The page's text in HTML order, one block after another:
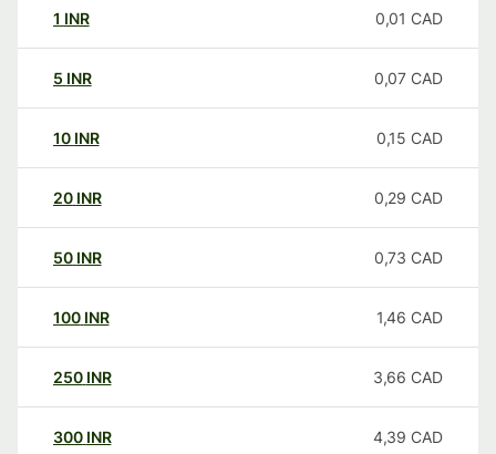
1 INR 0,01 CAD
5 INR 0,07 CAD
10 INR 0,15 CAD
20 INR 0,29 CAD
50 INR 0,73 CAD
100 INR 1,46 CAD
250 INR 3,66 CAD
300 INR 4,39 CAD